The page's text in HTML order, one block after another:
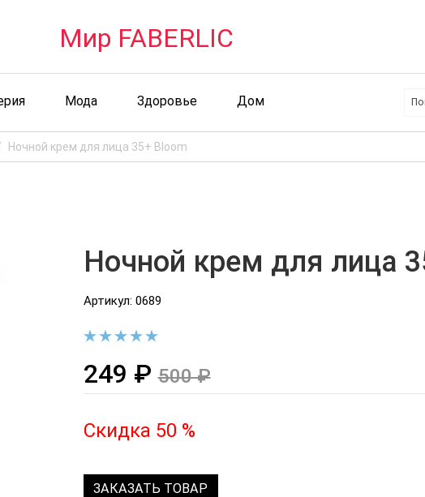
Мир FABERLIC
Мода Здоровье Дом
Ночной крем для лица 35+ Bloom
Ночной крем для лица
Артикул: 0689
249 ₽500 ₽
Скидка 50 %
ЗАКАЗАТЬ ТОВАР